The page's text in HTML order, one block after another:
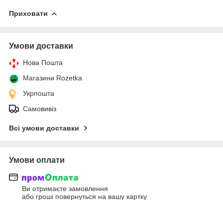
Приховати
Умови доставки
Нова Пошта
Магазини Rozetka
Укрпошта
Самовивіз
Всі умови доставки
Умови оплати
Ви отримаєте замовлення
або гроші повернуться на вашу картку